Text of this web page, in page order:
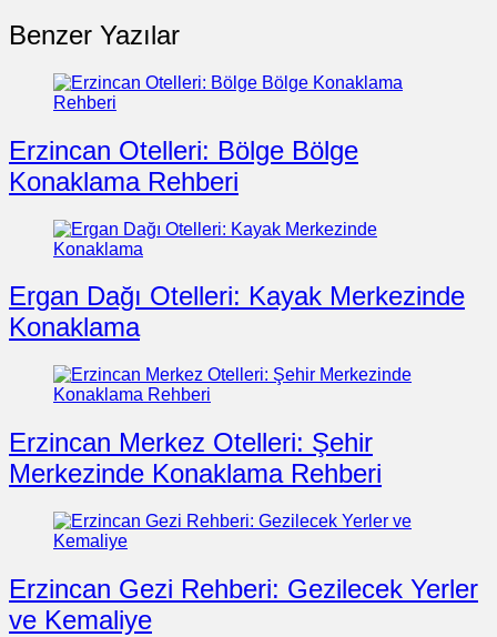
Benzer Yazılar
Erzincan Otelleri: Bölge Bölge
Konaklama Rehberi
Ergan Dağı Otelleri: Kayak Merkezinde
Konaklama
Erzincan Merkez Otelleri: Şehir
Merkezinde Konaklama Rehberi
Erzincan Gezi Rehberi: Gezilecek Yerler
ve Kemaliye